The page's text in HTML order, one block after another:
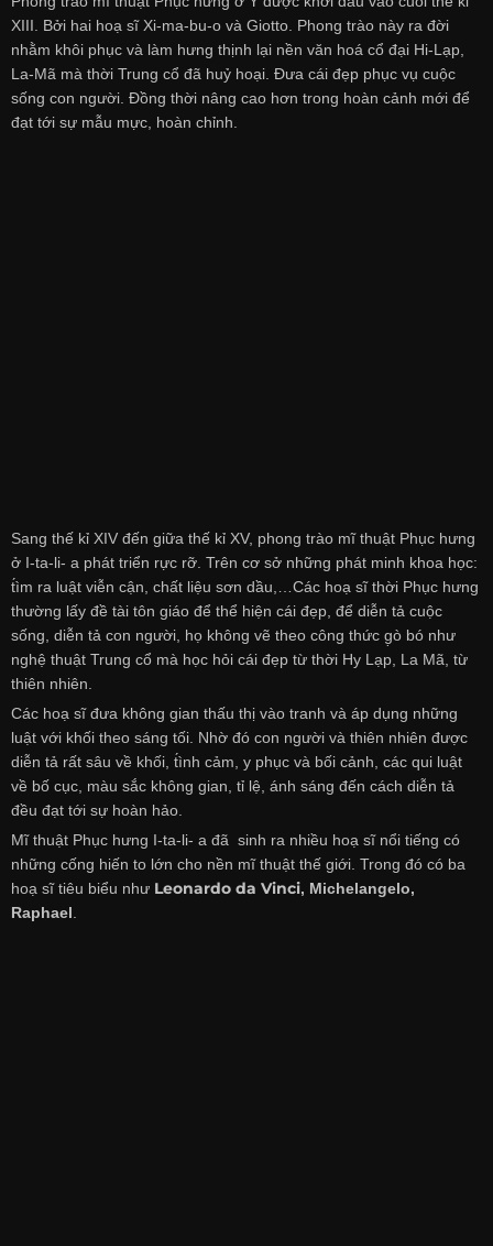
XIII. Bởi hai hoạ sĩ Xi-ma-bu-o và Giotto. Phong trào này ra đời
nhằm khôi phục và làm hưng thịnh lại nền văn hoá cổ đại Hi-Lạp,
La-Mã mà thời Trung cổ đã huỷ hoại. Đưa cái đẹp phục vụ cuộc
sống con người. Đồng thời nâng cao hơn trong hoàn cảnh mới để
đạt tới sự mẫu mực, hoàn chỉnh.
Sang thế kỉ XIV đến giữa thế kỉ XV, phong trào mĩ thuật Phục hưng
ở I-ta-li- a phát triển rực rỡ. Trên cơ sở những phát minh khoa học:
t́ìm ra luật viễn cận, chất liệu sơn dầu,…Các hoạ sĩ thời Phục hưng
thường lấy đề tài tôn giáo để thể hiện cái đẹp, để diễn tả cuộc
sống, diễn tả con người, họ không vẽ theo công thức g̣ò bó như
nghệ thuật Trung cổ mà học hỏi cái đẹp từ thời Hy Lạp, La Mã, từ
thiên nhiên.
Các hoạ sĩ đưa không gian thấu thị vào tranh và áp dụng những
luật với khối theo sáng tối. Nhờ đó con người và thiên nhiên được
diễn tả rất sâu về khối, t́ình cảm, y phục và bối cảnh, các qui luật
về bố cục, màu sắc không gian, tỉ lệ, ánh sáng đến cách diễn tả
đều đạt tới sự hoàn hảo.
Mĩ thuật Phục hưng I-ta-li- a đã sinh ra nhiều hoạ sĩ nổi tiếng có
những cống hiến to lớn cho nền mĩ thuật thế giới. Trong đó có ba
hoạ sĩ tiêu biểu như Leonardo da Vinci, Michelangelo,
Raphael